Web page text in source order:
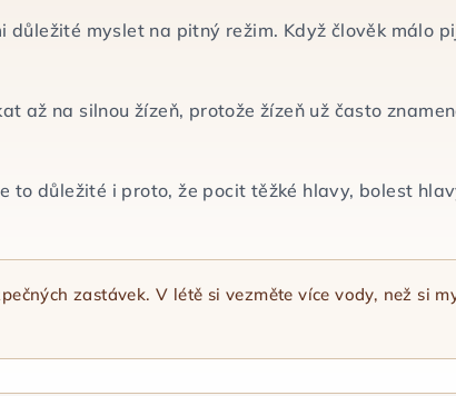
myslet na pitný režim. Když člověk málo
až na silnou žízeň, protože žízeň už často
to důležité i proto, že pocit těžké hlavy, bolest
zastávek. V létě si vezměte více vody, než si